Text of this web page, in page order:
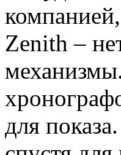
Zenith –
для